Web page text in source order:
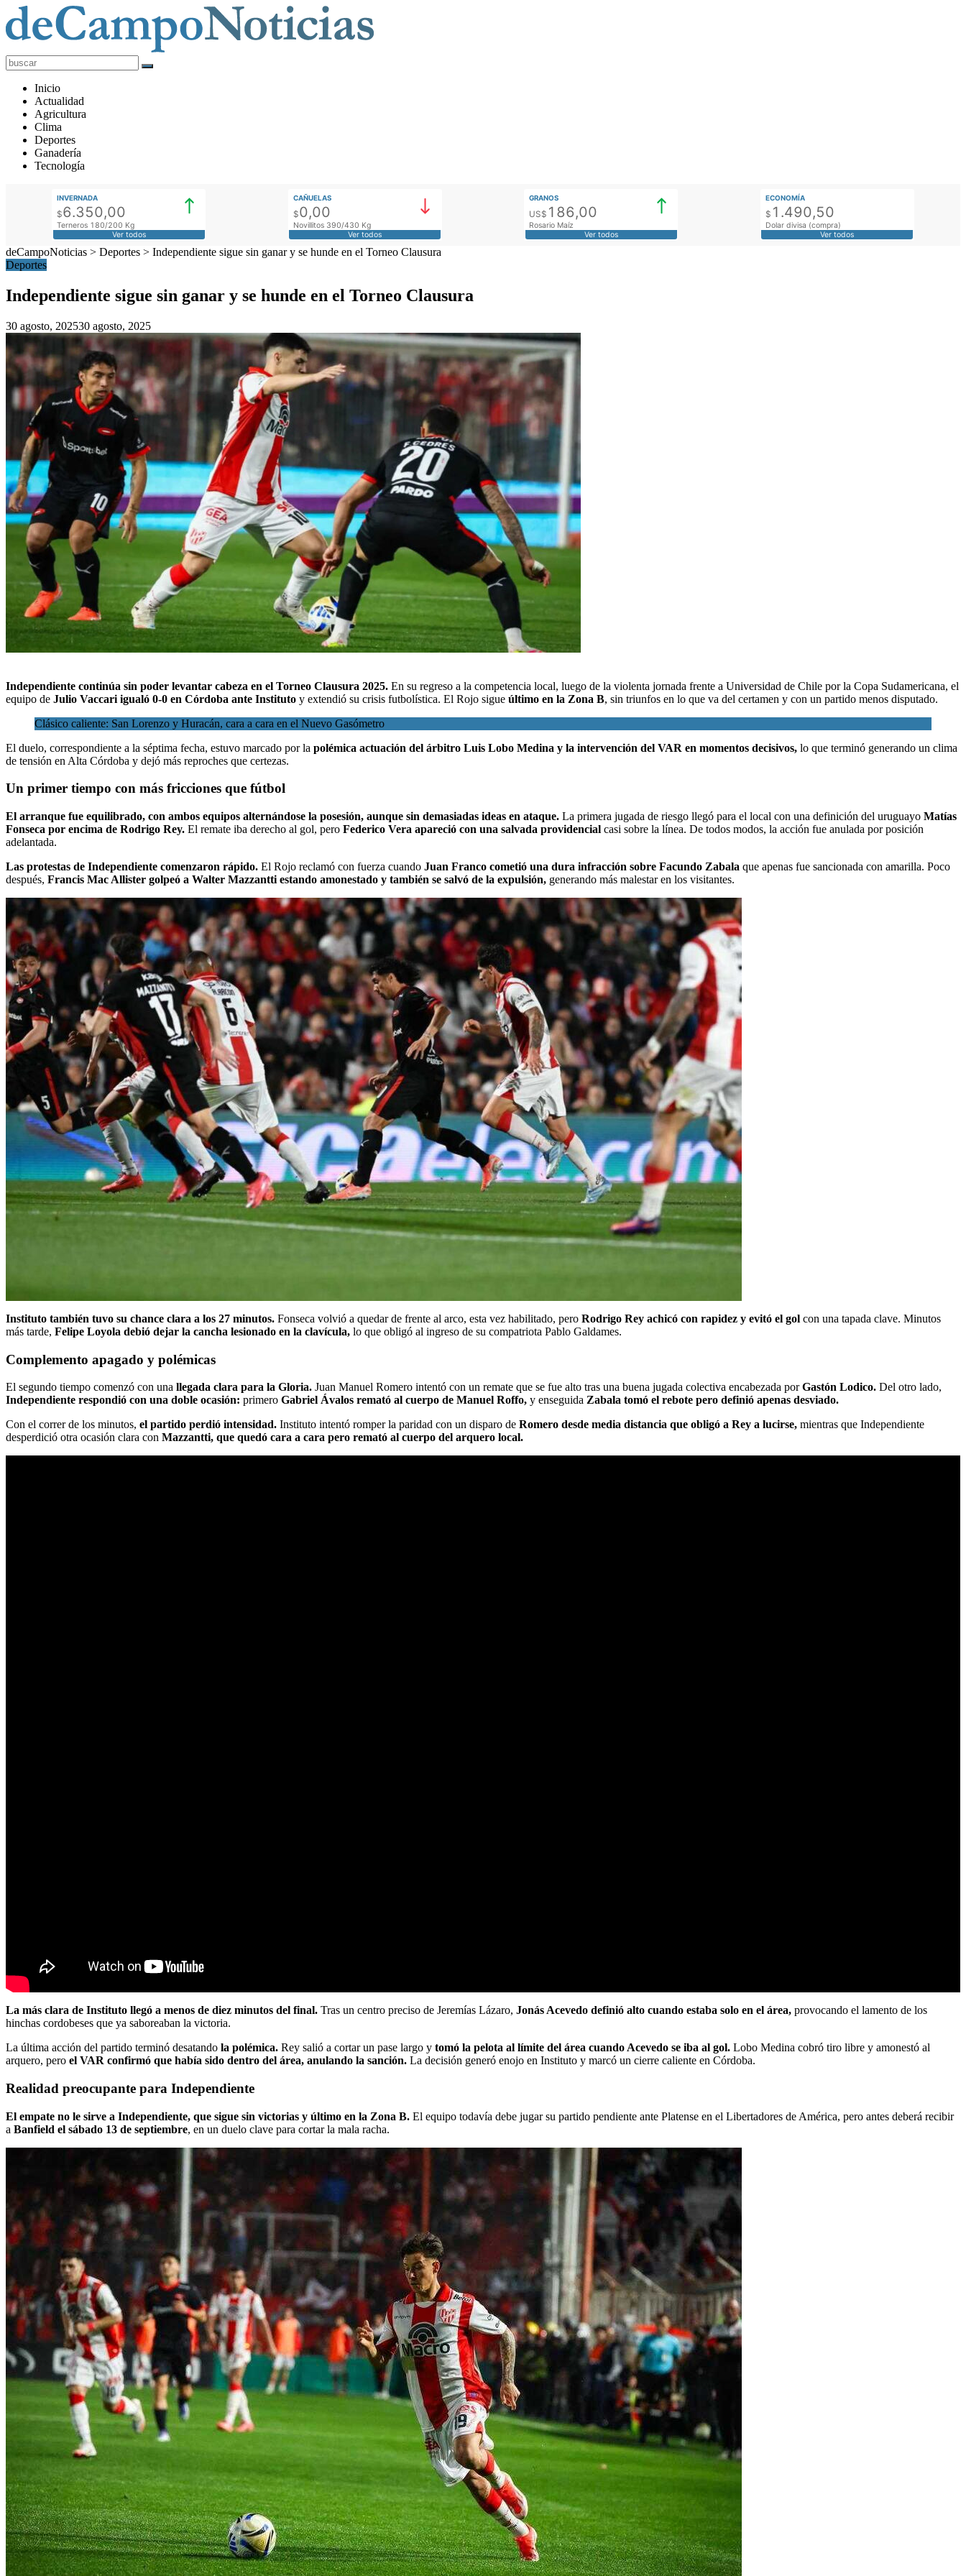
deCampoNoticias
Actualidad
Agropecuaria
Inicio
Actualidad
Agricultura
Clima
Deportes
Ganadería
Tecnología
INVERNADA
$6.350,00
Terneros 180/200 Kg
Ver todos
CAÑUELAS
$0,00
Novillitos 390/430 Kg
Ver todos
GRANOS
US$ 186,00
Rosario Maíz
Ver todos
ECONOMÍA
$ 1.490,50
Dolar divisa (compra)
Ver todos
deCampoNoticias > Deportes > Independiente sigue sin ganar y se hunde en el Torneo Clausura
Deportes
Independiente sigue sin ganar y se hunde en el Torneo Clausura
30 agosto, 202530 agosto, 2025
Independiente continúa sin poder levantar cabeza en el Torneo Clausura 2025. En su regreso a la competencia local, luego de la violenta jornada frente a Universidad de Chile por la Copa Sudamericana, el
equipo de Julio Vaccari igualó 0-0 en Córdoba ante Instituto y extendió su crisis futbolística. El Rojo sigue último en la Zona B, sin triunfos en lo que va del certamen y con un partido menos disputado.
Clásico caliente: San Lorenzo y Huracán, cara a cara en el Nuevo Gasómetro
El duelo, correspondiente a la séptima fecha, estuvo marcado por la polémica actuación del árbitro Luis Lobo Medina y la intervención del VAR en momentos decisivos, lo que terminó generando un clima
de tensión en Alta Córdoba y dejó más reproches que certezas.
Un primer tiempo con más fricciones que fútbol
El arranque fue equilibrado, con ambos equipos alternándose la posesión, aunque sin demasiadas ideas en ataque. La primera jugada de riesgo llegó para el local con una definición del uruguayo Matías
Fonseca por encima de Rodrigo Rey. El remate iba derecho al gol, pero Federico Vera apareció con una salvada providencial casi sobre la línea. De todos modos, la acción fue anulada por posición
adelantada.
Las protestas de Independiente comenzaron rápido. El Rojo reclamó con fuerza cuando Juan Franco cometió una dura infracción sobre Facundo Zabala que apenas fue sancionada con amarilla. Poco
después, Francis Mac Allister golpeó a Walter Mazzantti estando amonestado y también se salvó de la expulsión, generando más malestar en los visitantes.
Instituto también tuvo su chance clara a los 27 minutos. Fonseca volvió a quedar de frente al arco, esta vez habilitado, pero Rodrigo Rey achicó con rapidez y evitó el gol con una tapada clave. Minutos
más tarde, Felipe Loyola debió dejar la cancha lesionado en la clavícula, lo que obligó al ingreso de su compatriota Pablo Galdames.
Complemento apagado y polémicas
El segundo tiempo comenzó con una llegada clara para la Gloria. Juan Manuel Romero intentó con un remate que se fue alto tras una buena jugada colectiva encabezada porGastón Lodico. Del otro lado,
Independiente respondió con una doble ocasión: primero Gabriel Ávalos remató al cuerpo de Manuel Roffo, y enseguida Zabala tomó el rebote pero definió apenas desviado.
Con el correr de los minutos, el partido perdió intensidad. Instituto intentó romper la paridad con un disparo de Romero desde media distancia que obligó a Rey a lucirse, mientras que Independiente
desperdició otra ocasión clara con Mazzantti, que quedó cara a cara pero remató al cuerpo del arquero local.
La más clara de Instituto llegó a menos de diez minutos del final. Tras un centro preciso de Jeremías Lázaro, Jonás Acevedo definió alto cuando estaba solo en el área, provocando el lamento de los
hinchas cordobeses que ya saboreaban la victoria.
La última acción del partido terminó desatando la polémica. Rey salió a cortar un pase largo y tomó la pelota al límite del área cuando Acevedo se iba al gol. Lobo Medina cobró tiro libre y amonestó al
arquero, pero el VAR confirmó que había sido dentro del área, anulando la sanción. La decisión generó enojo en Instituto y marcó un cierre caliente en Córdoba.
Realidad preocupante para Independiente
El empate no le sirve a Independiente, que sigue sin victorias y último en la Zona B. El equipo todavía debe jugar su partido pendiente ante Platense en el Libertadores de América, pero antes deberá recibir
a Banfield el sábado 13 de septiembre, en un duelo clave para cortar la mala racha.